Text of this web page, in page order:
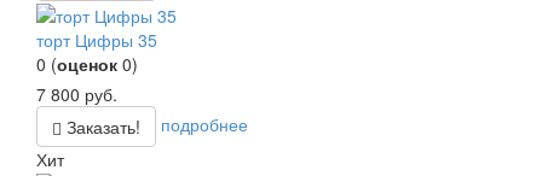
торт Цифры 35
0 (оценок 0)
7 800 руб.
Заказать!
подробнее
Хит